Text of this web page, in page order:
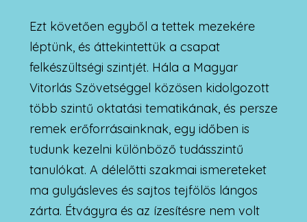
Ezt követően egyből a tettek mezekére
léptünk, és áttekintettük a csapat
felkészültségi szintjét. Hála a Magyar
Vitorlás Szövetséggel közösen kidolgozott
több szintű oktatási tematikának, és persze
remek erőforrásainknak, egy időben is
tudunk kezelni különböző tudásszintű
tanulókat. A délelőtti szakmai ismereteket
ma gulyásleves és sajtos tejfölös lángos
zárta. Étvágyra és az ízesítésre nem volt